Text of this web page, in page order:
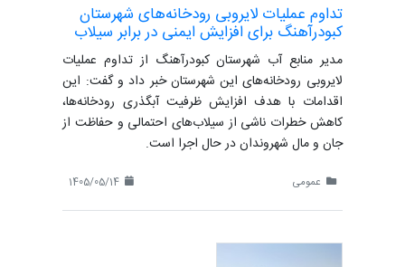
تداوم عملیات لایروبی رودخانه‌های شهرستان
کبودرآهنگ برای افزایش ایمنی در برابر سیلاب
مدیر منابع آب شهرستان کبودرآهنگ از تداوم عملیات
لایروبی رودخانه‌های این شهرستان خبر داد و گفت: این
اقدامات با هدف افزایش ظرفیت آبگذری رودخانه‌ها،
کاهش خطرات ناشی از سیلاب‌های احتمالی و حفاظت از
جان و مال شهروندان در حال اجرا است.
عمومی